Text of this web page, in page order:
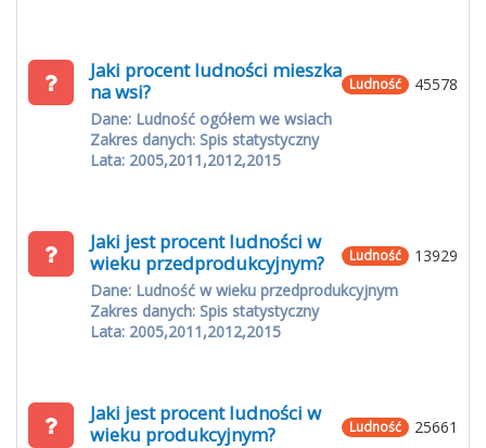
45578
Ludność
Jaki procent ludności mieszka
na wsi?
Dane: Ludność ogółem we wsiach
Zakres danych: Spis statystyczny
Lata: 2005,2011,2012,2015
13929
Ludność
Jaki jest procent ludności w
wieku przedprodukcyjnym?
Dane: Ludność w wieku przedprodukcyjnym
Zakres danych: Spis statystyczny
Lata: 2005,2011,2012,2015
25661
Ludność
Jaki jest procent ludności w
wieku produkcyjnym?